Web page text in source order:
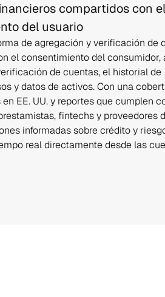
compartidos con el
del usuario
de agregación y verificación de
el consentimiento del consumidor,
de cuentas, el historial de
y datos de activos. Con una
EE. UU. y reportes que cumplen
fintechs y proveedores
informadas sobre crédito y
real directamente desde las